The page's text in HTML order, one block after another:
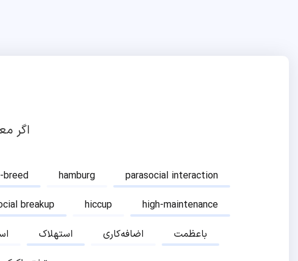
اگر
breed hamburg
parasocial interaction
breakup hiccup
high-maintenance
استهلاک اضافه‌کاری
باعظمت